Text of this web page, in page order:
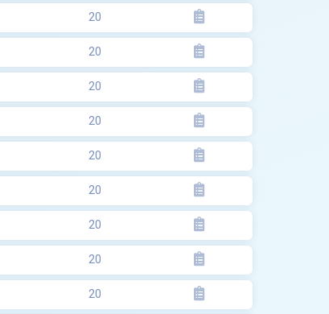
20
20
20
20
20
20
20
20
20